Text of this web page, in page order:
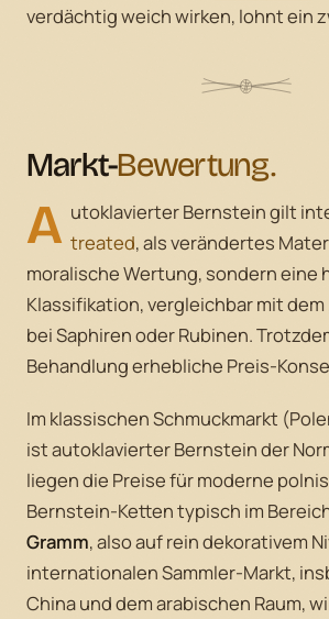
verdächtig weich wirken, lohnt ein
Markt-Bewertung.
A utoklavierter Bernstein gilt
treated, als verändertes
moralische Wertung, sondern eine
Klassifikation, vergleichbar mit
bei Saphiren oder Rubinen.
Behandlung erhebliche Preis-
Im klassischen Schmuckmarkt
ist autoklavierter Bernstein der
liegen die Preise für moderne
Bernstein-Ketten typisch im
Gramm, also auf rein dekorativem
internationalen Sammler-Markt,
China und dem arabischen Raum,